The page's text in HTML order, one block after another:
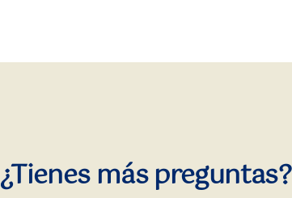
¿Tienes más preguntas?